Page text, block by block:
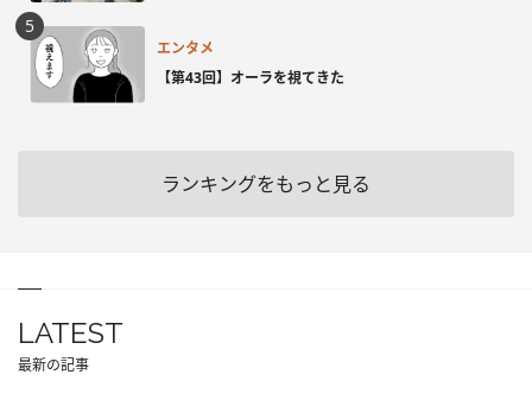
エンタメ
【第43回】オーラを視てきた
ランキングをもっと見る
LATEST
最新の記事